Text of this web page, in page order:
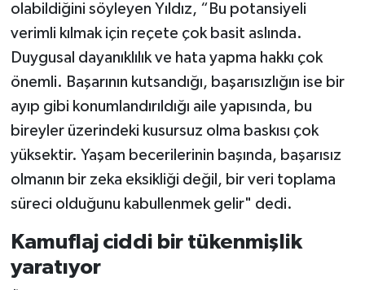
olabildiğini söyleyen Yıldız, “Bu potansiyeli
verimli kılmak için reçete çok basit aslında.
Duygusal dayanıklılık ve hata yapma hakkı çok
önemli. Başarının kutsandığı, başarısızlığın ise bir
ayıp gibi konumlandırıldığı aile yapısında, bu
bireyler üzerindeki kusursuz olma baskısı çok
yüksektir. Yaşam becerilerinin başında, başarısız
olmanın bir zeka eksikliği değil, bir veri toplama
süreci olduğunu kabullenmek gelir" dedi.
Kamuflaj ciddi bir tükenmişlik
yaratıyor